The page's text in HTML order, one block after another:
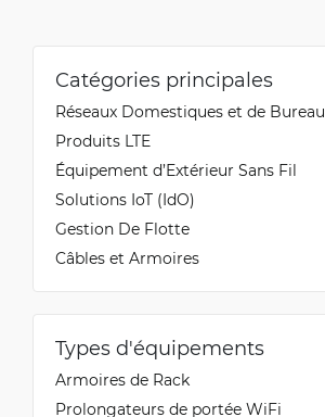
Catégories principales
Réseaux Domestiques et de Bureau
Produits LTE
Équipement d’Extérieur Sans Fil
Solutions IoT (IdO)
Gestion De Flotte
Câbles et Armoires
Types d'équipements
Armoires de Rack
Prolongateurs de portée WiFi